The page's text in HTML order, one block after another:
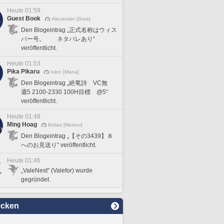
Heute 01:59
Guest Book
Alexander [Gaia]
Den Blogeintrag „正式名称はウィス
パー号。 ネタバレあり“
veröffentlicht.
Heute 01:53
Pika Pikaru
Ixion [Mana]
Den Blogeintrag „絶竜詩 VC無
週5 2100-2330 100H目標 @5“
veröffentlicht.
Heute 01:48
Ming Hoag
Belias [Meteor]
Den Blogeintrag „【その3439】８
へのお見送り“ veröffentlicht.
Heute 01:46
„ValeNest“ (Valefor) wurde
gegründet.